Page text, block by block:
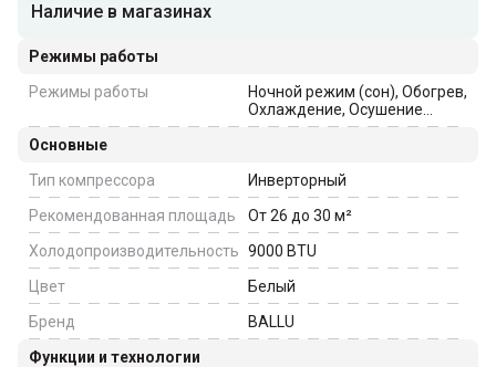
Наличие в магазинах
Режимы работы
Режимы работы
Ночной режим (сон), Обогрев,
Охлаждение, Осушение
(дегидратация)
Основные
Тип компрессора
Инверторный
Рекомендованная площадь
От 26 до 30 м²
Холодопроизводительность 9000 BTU
Цвет
Белый
Бренд
BALLU
Функции и технологии